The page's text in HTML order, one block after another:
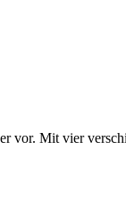
vor. Mit vier